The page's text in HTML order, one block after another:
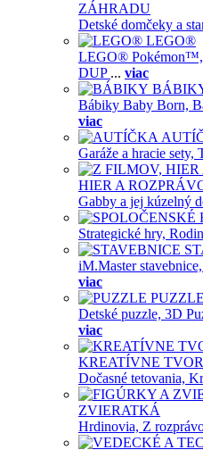
ZÁHRADU
Detské domčeky a
LEGO®
LEGO® Pokémon™,
DUP ... viac
Bábiky Baby Born,
viac
Garáže a hracie sety,
HIER A
Gabby a jej kúzelný
Strategické hry,
iM.Master stavebnice,
viac
PUZZLE
Detské puzzle, 3D
viac
KREATÍVNE
Dočasné tetovania,
ZVIERATKÁ
Hrdinovia, Z